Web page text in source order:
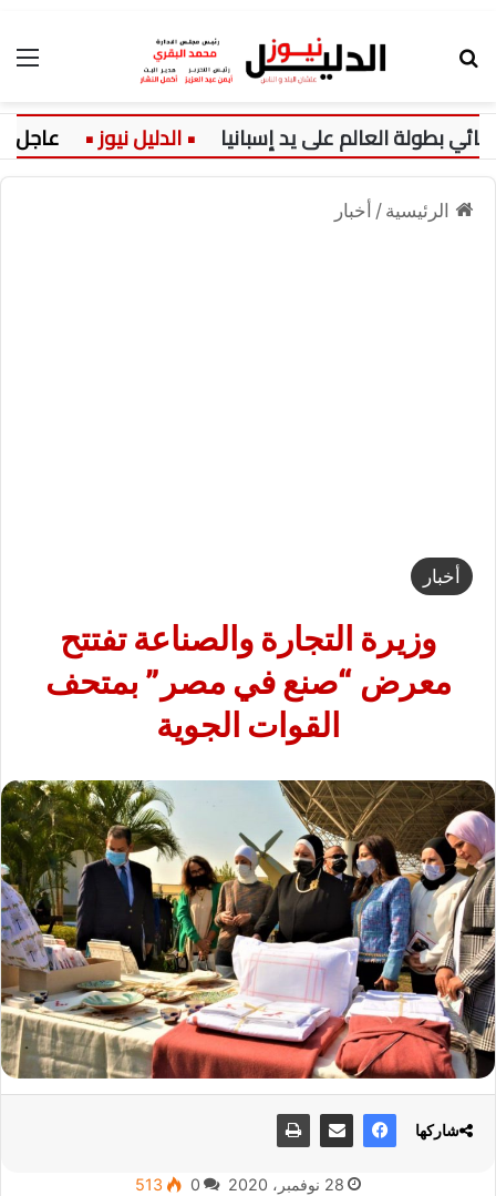
العالم على يد إسبانيا عاجل:
الرئيسية / أخبار
أخبار
وزيرة التجارة والصناعة تفتتح
معرض “صنع في مصر” بمتحف
القوات الجوية
28 نوفمبر، 2020 0
513
شاركها